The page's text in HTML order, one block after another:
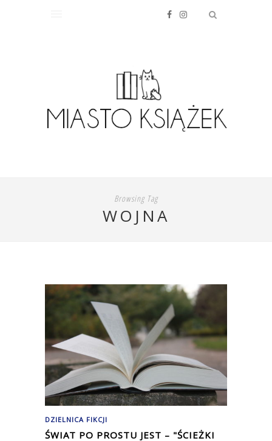
Browsing Tag
WOJNA
DZIELNICA FIKCJI
ŚWIAT PO PROSTU JEST – "ŚCIEŻKI